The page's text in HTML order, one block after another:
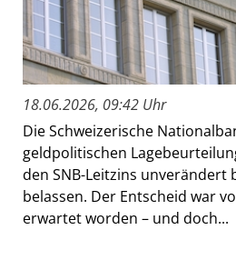
18.06.2026, 09:42 Uhr
Die Schweizerische
geldpolitischen
den SNB-Leitzins unverändert
belassen. Der Entscheid war
erwartet worden – und doch...